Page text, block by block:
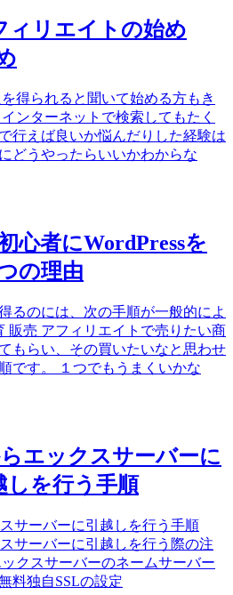
ィリエイトの始め
得られると聞いて始める方もき
ンターネットで検索してもたく
行えば良いか悩んだりした経験は
どうやったらいいかわからな
心者にWordPressを
の理由
るのには、次の手順が一般的によ
販売 アフィリエイトで売りたい商
もらい、その買いたいなと思わせ
です。 １つでもうまくいかな
エックスサーバーに
しを行う手順
サーバーに引越しを行う手順
サーバーに引越しを行う際の注
クスサーバーのネームサーバー
料独自SSLの設定